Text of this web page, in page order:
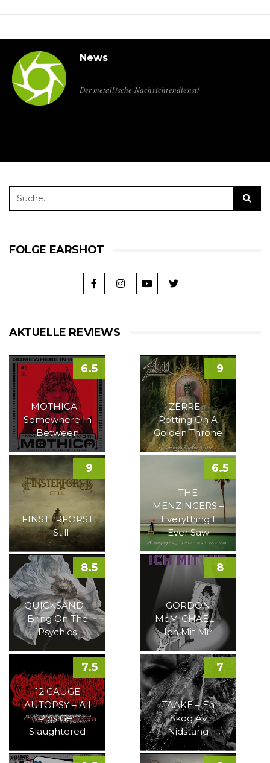
News
Der metallische Nachrichtendienst!
FOLGE EARSHOT
AKTUELLE REVIEWS
MOTHICA –
Somewhere In
Between
6.5
ZERRE –
Rotting On A
Golden Throne
9
FINSTERFORST
– Still
9
THE
MENZINGERS –
Everything I
Ever Saw
6.5
QUICKSAND –
Bring On The
Psychics
8.5
GORDON
McMICHAEL –
Ich Mit Mir
8
12 GAUGE
AUTOPSY – All
Pigs Get
Slaughtered
7.5
TAAKE – En
Skog Av
Nidstang
7